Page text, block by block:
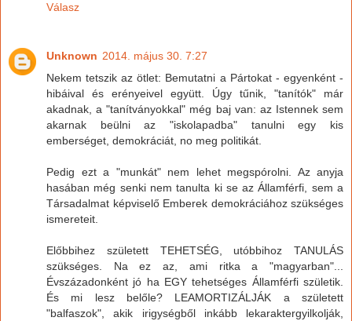
Válasz
Unknown 2014. május 30. 7:27
Nekem tetszik az ötlet: Bemutatni a Pártokat - egyenként -
hibáival és erényeivel együtt. Úgy tűnik, "tanítók" már
akadnak, a "tanítványokkal" még baj van: az Istennek sem
akarnak beülni az "iskolapadba" tanulni egy kis
emberséget, demokráciát, no meg politikát.
Pedig ezt a "munkát" nem lehet megspórolni. Az anyja
hasában még senki nem tanulta ki se az Államférfi, sem a
Társadalmat képviselő Emberek demokráciához szükséges
ismereteit.
Előbbihez született TEHETSÉG, utóbbihoz TANULÁS
szükséges. Na ez az, ami ritka a "magyarban"...
Évszázadonként jó ha EGY tehetséges Államférfi születik.
És mi lesz belőle? LEAMORTIZÁLJÁK a született
"balfaszok", akik irigységből inkább lekaraktergyilkolják,